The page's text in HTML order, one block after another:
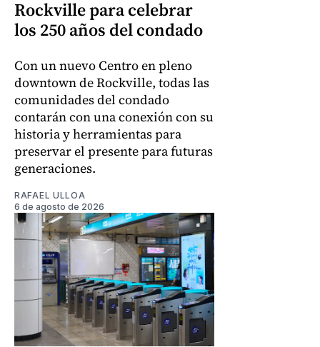
Rockville para celebrar
los 250 años del condado
Con un nuevo Centro en pleno
downtown de Rockville, todas las
comunidades del condado
contarán con una conexión con su
historia y herramientas para
preservar el presente para futuras
generaciones.
RAFAEL ULLOA
6 de agosto de 2026